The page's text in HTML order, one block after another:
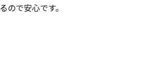
で安心です。